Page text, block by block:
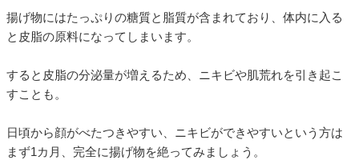
揚げ物にはたっぷりの糖質と脂質が含まれており、体内に入る
と皮脂の原料になってしまいます。
すると皮脂の分泌量が増えるため、ニキビや肌荒れを引き起こ
すことも。
日頃から顔がべたつきやすい、ニキビができやすいという方は
まず1カ月、完全に揚げ物を絶ってみましょう。